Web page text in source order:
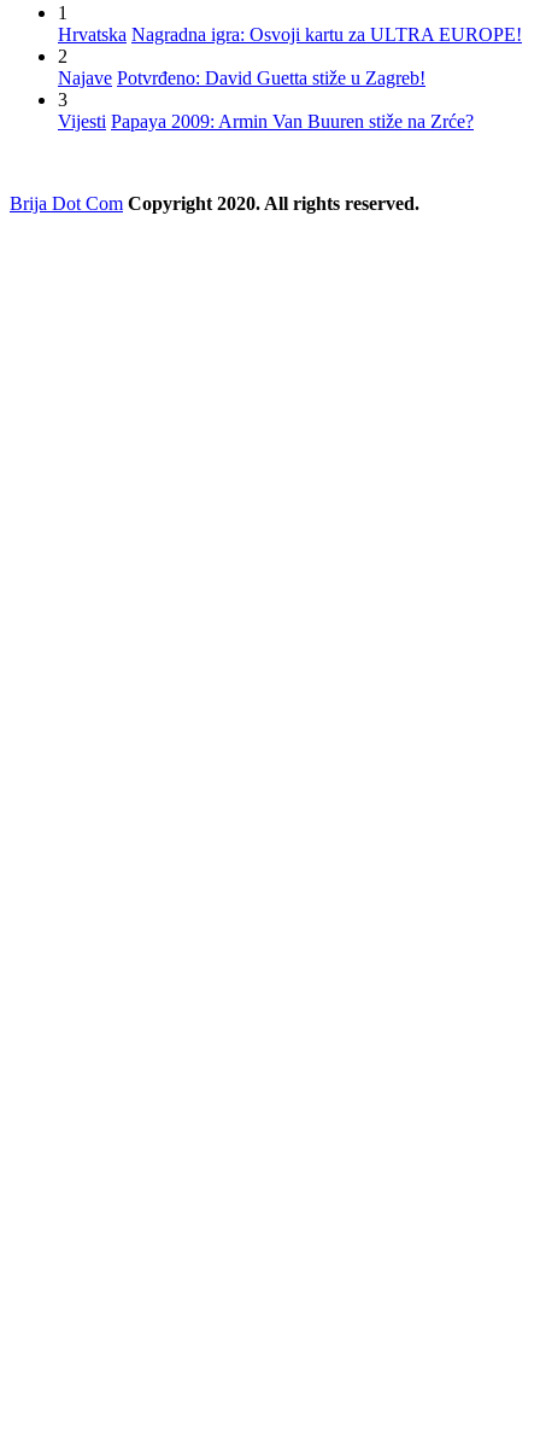
1
Hrvatska Nagradna igra: Osvoji kartu za ULTRA EUROPE!
2
Najave Potvrđeno: David Guetta stiže u Zagreb!
3
Vijesti Papaya 2009: Armin Van Buuren stiže na Zrće?
Brija Dot Com Copyright 2020. All rights reserved.